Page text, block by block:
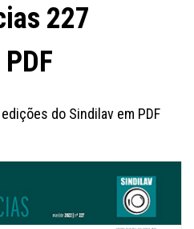
227
do Sindilav em PDF